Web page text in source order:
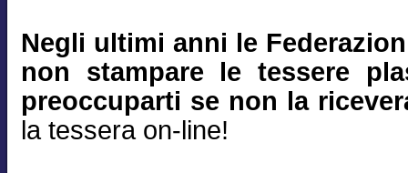
Negli ultimi anni le
non stampare le tessere
preoccuparti se non la
la tessera on-line!